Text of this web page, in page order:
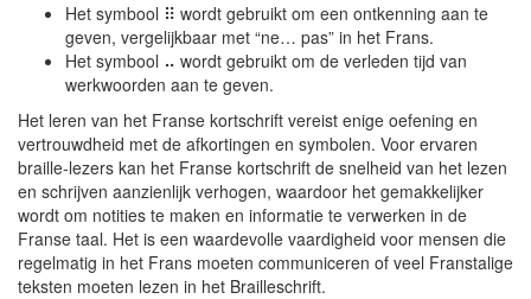
Het symbool ⠿ wordt gebruikt om een ontkenning aan te
geven, vergelijkbaar met “ne… pas” in het Frans.
Het symbool ⠤ wordt gebruikt om de verleden tijd van
werkwoorden aan te geven.
Het leren van het Franse kortschrift vereist enige oefening en
vertrouwdheid met de afkortingen en symbolen. Voor ervaren
braille-lezers kan het Franse kortschrift de snelheid van het lezen
en schrijven aanzienlijk verhogen, waardoor het gemakkelijker
wordt om notities te maken en informatie te verwerken in de
Franse taal. Het is een waardevolle vaardigheid voor mensen die
regelmatig in het Frans moeten communiceren of veel Franstalige
teksten moeten lezen in het Brailleschrift.